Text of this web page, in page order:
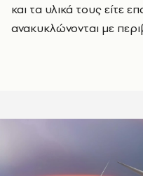
και τα υλικά τους είτε
ανακυκλώνονται με